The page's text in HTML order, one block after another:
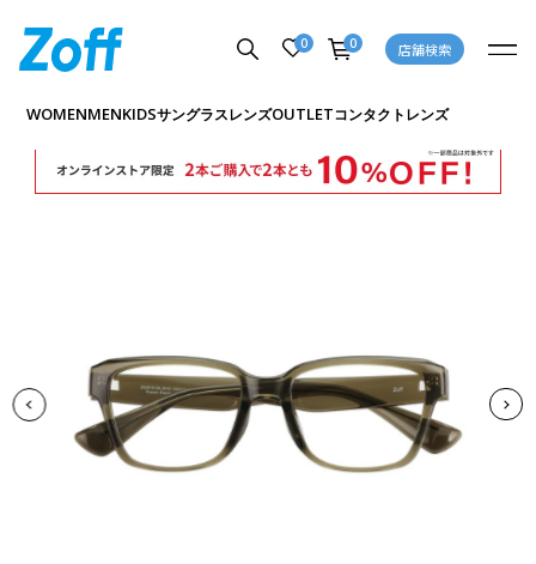
0 0 店舗検索
WOMENMENKIDSサングラスレンズOUTLETコンタクトレンズ
商品詳細ページへ